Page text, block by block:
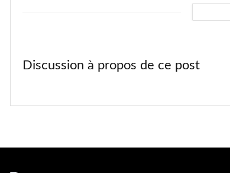
Discussion à propos de ce post